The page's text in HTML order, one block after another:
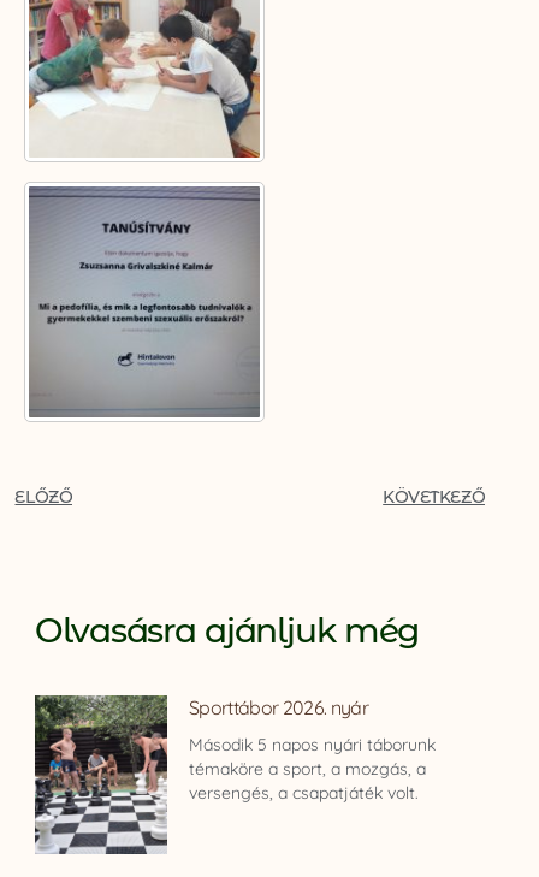
ELŐZŐ KÖVETKEZŐ
Olvasásra ajánljuk még
Sporttábor 2026. nyár
Második 5 napos nyári táborunk
témaköre a sport, a mozgás, a
versengés, a csapatjáték volt.